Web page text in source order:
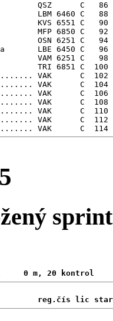
QSZ      C   86
LBM 6460 C   88
KVS 6551 C   90
MFP 6850 C   92
OSN 6251 C   94
LBE 6450 C   96
VAM 6251 C   98
TRI 6851 C  100
VAK      C  102
VAK      C  104
VAK      C  106
VAK      C  108
VAK      C  110
VAK      C  112
0 m, 20 kontrol
reg.čís lic